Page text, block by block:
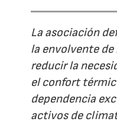
La asociación
la envolvente
reducir la
el confort
dependencia
activos de